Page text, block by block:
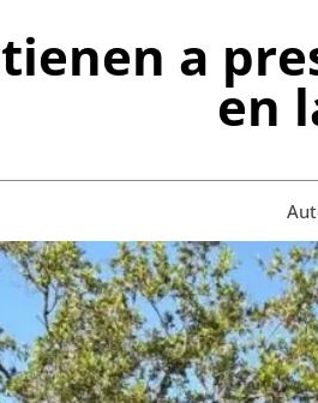
a
en